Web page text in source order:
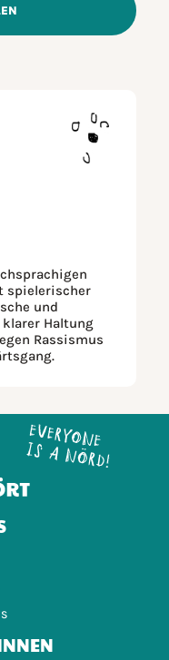
spielerischer
und
Haltung
Rassismus